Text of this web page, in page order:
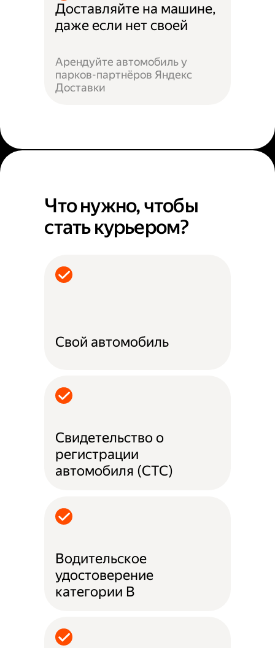
Доставляйте на машине,
даже если нет своей
Арендуйте автомобиль у
парков-партнёров Яндекс
Доставки
Что нужно, чтобы
стать курьером?
Свой автомобиль
Свидетельство о
регистрации
автомобиля (СТС)
Водительское
удостоверение
категории B